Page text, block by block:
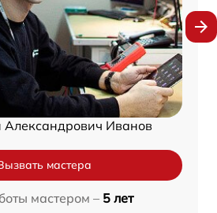
Александрович Иванов
мастера
мастером – 5 лет